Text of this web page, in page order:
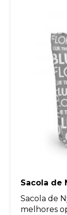
Sacola de
Sacola de
melhores